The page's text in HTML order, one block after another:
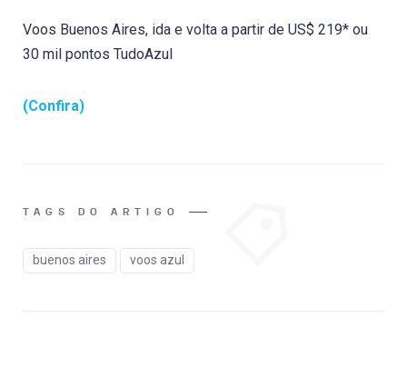
Voos Buenos Aires, ida e volta a partir de US$ 219* ou
30 mil pontos TudoAzul
(Confira)
TAGS DO ARTIGO
buenos aires voos azul